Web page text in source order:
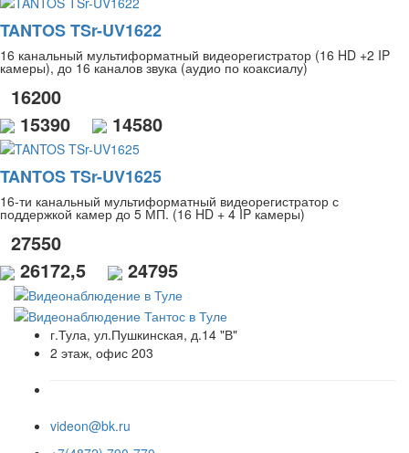
TANTOS TSr-UV1622
16 канальный мультиформатный видеорегистратор (16 HD +2 IP
камеры), до 16 каналов звука (аудио по коаксиалу)
16200
15390
14580
TANTOS TSr-UV1625
16-ти канальный мультиформатный видеорегистратор с
поддержкой камер до 5 МП. (16 HD + 4 IP камеры)
27550
26172,5
24795
г.Тула, ул.Пушкинская, д.14 "В"
2 этаж, офис 203
videon@bk.ru